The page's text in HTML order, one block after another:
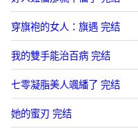
穿旗袍的女人：旗遇 完结
我的雙手能治百病 完结
七零凝脂美人颯繙了 完结
她的蜜刃 完结